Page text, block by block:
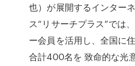
也）が展開するインター
ス“リサーチプラス”では
ー会員を活用し、全国に
合計400名を 致命的な光